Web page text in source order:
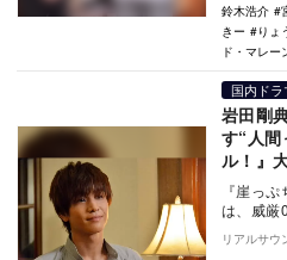
鈴木浩介
きー
りょ
ド・マレー
国内ドラ
岩田剛
す“人
ル！』
『崖っ
は、威厳
業員た
「グラ
リアルサウ